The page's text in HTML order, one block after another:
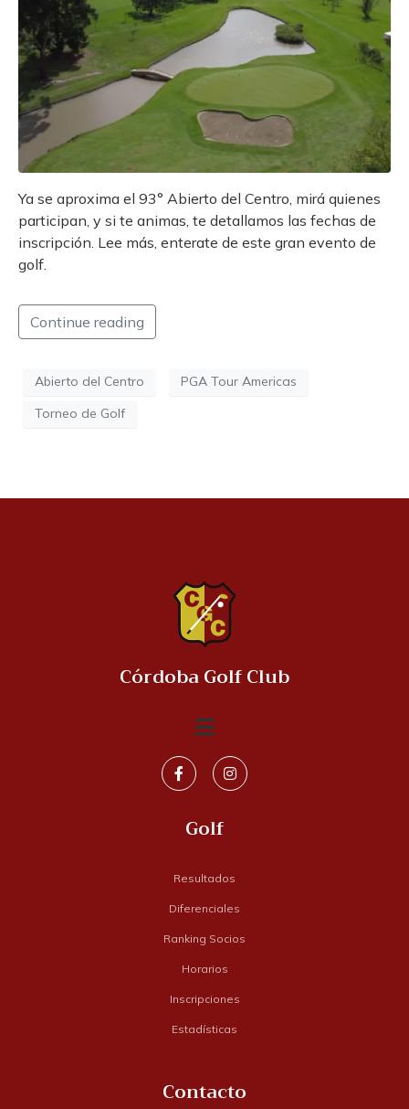
Ya se aproxima el 93° Abierto del Centro, mirá quienes
participan, y si te animas, te detallamos las fechas de
inscripción. Lee más, enterate de este gran evento de
golf.
Continue reading
Abierto del Centro
PGA Tour Americas
Torneo de Golf
Córdoba Golf Club
Golf
Resultados
Diferenciales
Ranking Socios
Horarios
Inscripciones
Estadísticas
Contacto